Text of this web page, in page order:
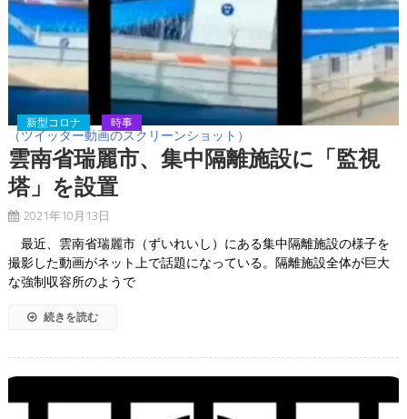
（ツイッター動画のスクリーンショット）
新型コロナ 時事
雲南省瑞麗市、集中隔離施設に「監視
塔」を設置
2021年10月13日
最近、雲南省瑞麗市（ずいれいし）にある集中隔離施設の様子を
撮影した動画がネット上で話題になっている。隔離施設全体が巨大
な強制収容所のようで
続きを読む